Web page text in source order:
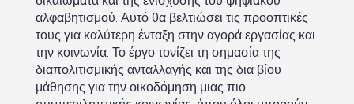
αλφαβητισμού. Αυτό θα βελτιώσει τις προοπτικές
τους για καλύτερη ένταξη στην αγορά εργασίας και
την κοινωνία. Το έργο τονίζει τη σημασία της
διαπολιτισμικής ανταλλαγής και της δια βίου
μάθησης για την οικοδόμηση μιας πιο